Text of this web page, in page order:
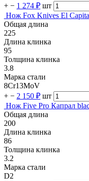
+ − 1 274 ₽ шт
Нож Fox Knives El
Общая длина
225
Длина клинка
95
Толщина клинка
3.8
Марка стали
8Cr13MoV
+ − 2 150 ₽ шт
Нож Five Pro Капрал
Общая длина
200
Длина клинка
86
Толщина клинка
3.2
Марка стали
D2